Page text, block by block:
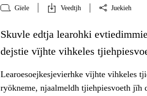
Gïele Veedtjh Juekieh
Skuvle edtja learohki
dejstie vïjhte vihkeles
Learoesoejkesjevierhke vïjhte vihkeles
ryökneme, njaalmeldh tjiehpiesvoeth jïh